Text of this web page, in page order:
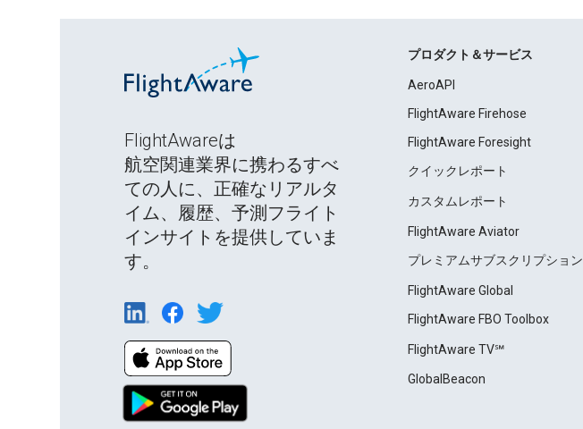
FlightAwareは
航空関連業界に携わるすべ
ての人に、正確なリアルタ
イム、履歴、予測フライト
インサイトを提供していま
す。
プロダクト＆サービス
AeroAPI
FlightAware Firehose
FlightAware Foresight
クイックレポート
カスタムレポート
FlightAware Aviator
プレミアムサブスクリプション
FlightAware Global
FlightAware FBO Toolbox
FlightAware TV℠
GlobalBeacon